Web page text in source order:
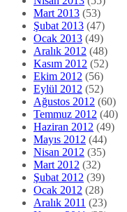
Mart 2013 (53)
Şubat 2013 (47)
Ocak 2013 (49)
Aralık 2012 (48)
Kasım 2012 (52)
Ekim 2012 (56)
Eylül 2012 (52)
Ağustos 2012 (60)
Temmuz 2012 (40)
Haziran 2012 (49)
Mayıs 2012 (44)
Nisan 2012 (35)
Mart 2012 (32)
Şubat 2012 (39)
Ocak 2012 (28)
Aralık 2011 (23)